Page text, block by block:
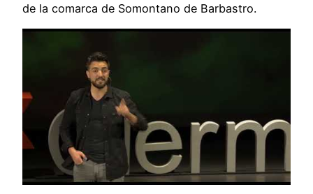
de la comarca de Somontano de Barbastro.